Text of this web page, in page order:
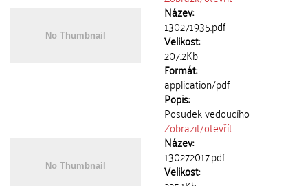
Název:
130271935.pdf
Velikost:
207.2Kb
Formát:
application/pdf
Popis:
Posudek vedoucího
Zobrazit/otevřít
Název:
130272017.pdf
Velikost: